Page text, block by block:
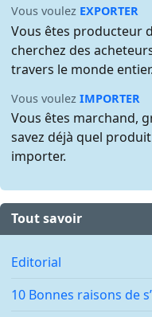
Vous voulez EXPORTER
Vous êtes producteur
cherchez des
travers le monde entier.
Vous voulezIMPORTER
Vous êtes marchand,
savez déjà quel
importer.
Tout savoir
Editorial
10 Bonnes raisons de